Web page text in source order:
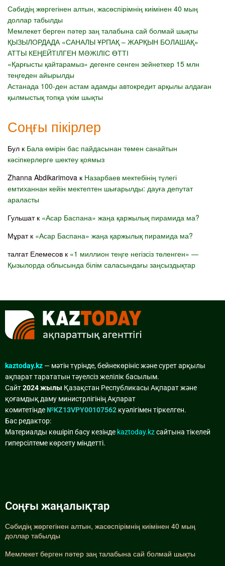
Сәбидің жөргегінен алтын, жасөспірімнің киімінен 40 мың
доллар табылды
Мемлекет берген пәтер заң талабына сай болмай шықты
ҚЫЗЫЛОРДАДА «САНАЛЫ ҰРПАҚ – ЖАРҚЫН БОЛАШАҚ»
АТТЫ КЕҢЕЙТІЛГЕН МӘЖІЛІС ӨТТІ
«Қарғысты қайтарамыз» дегенге сенген зейнеткер 15 млн
теңгеден айырылды
Астанада 100-ден астам адамды автокредит арқылы алдаған
қылмыстық топқа үкім шықты
Соңғы пікірлер
Бул к Бала өмірін бас пайдасынан төмен санайтын
кәсіпкерлерге шектеу қоямыз
Zhanna Abdikarimova к Назарбаев мектебінің түлегі
емтиханнан кейін мектептен шығарылды: дауға депутат
араласты
Гульшатк «Асар Баспана» жаңа қаржылық пирамида ма?
Мұратк «Асар Баспана» жаңа қаржылық пирамида ма?
талгат Елемесов к «1 миллион теңге негізсіз төленген» —
Қызылорда облысында білім саласындағы заңсыздықтар
kaztoday.kz — мәтін түрінде, бейнекөрініс және сурет арқылы
ақпарат тарататын тәуелсіз желілік басылым.
Сайт2024 жылы Қазақстан Республикасы Ақпарат және
қоғамдық даму министрлігінің Ақпарат
комитетінде№KZ13VPY00107562 куәлігімен тіркелген.
Бас редактор:
Материалды көшіріп басу кезінде kaztoday.kzсайтына тікелей
гиперсілтеме көрсету міндетті.
Соңғы жаңалықтар
Сәбидің жөргегінен алтын, жасөспірімнің киімінен 40 мың
доллар табылды
Мемлекет берген пәтер заң талабына сай болмай шықты